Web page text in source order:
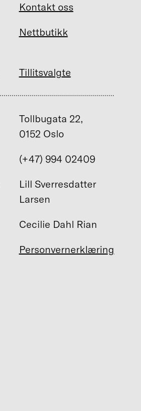
Kontakt oss
Nettbutikk
Tillitsvalgte
Tollbugata 22,
0152 Oslo
(+47) 994 02409
Lill Sverresdatter
Larsen
Cecilie Dahl Rian
Personvernerklæring